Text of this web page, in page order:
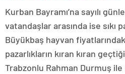
Kurban Bayramı’na sayılı
vatandaşlar arasında ise sıkı
Büyükbaş hayvan
pazarlıkların kıran kıran
Trabzonlu Rahman Durmuş